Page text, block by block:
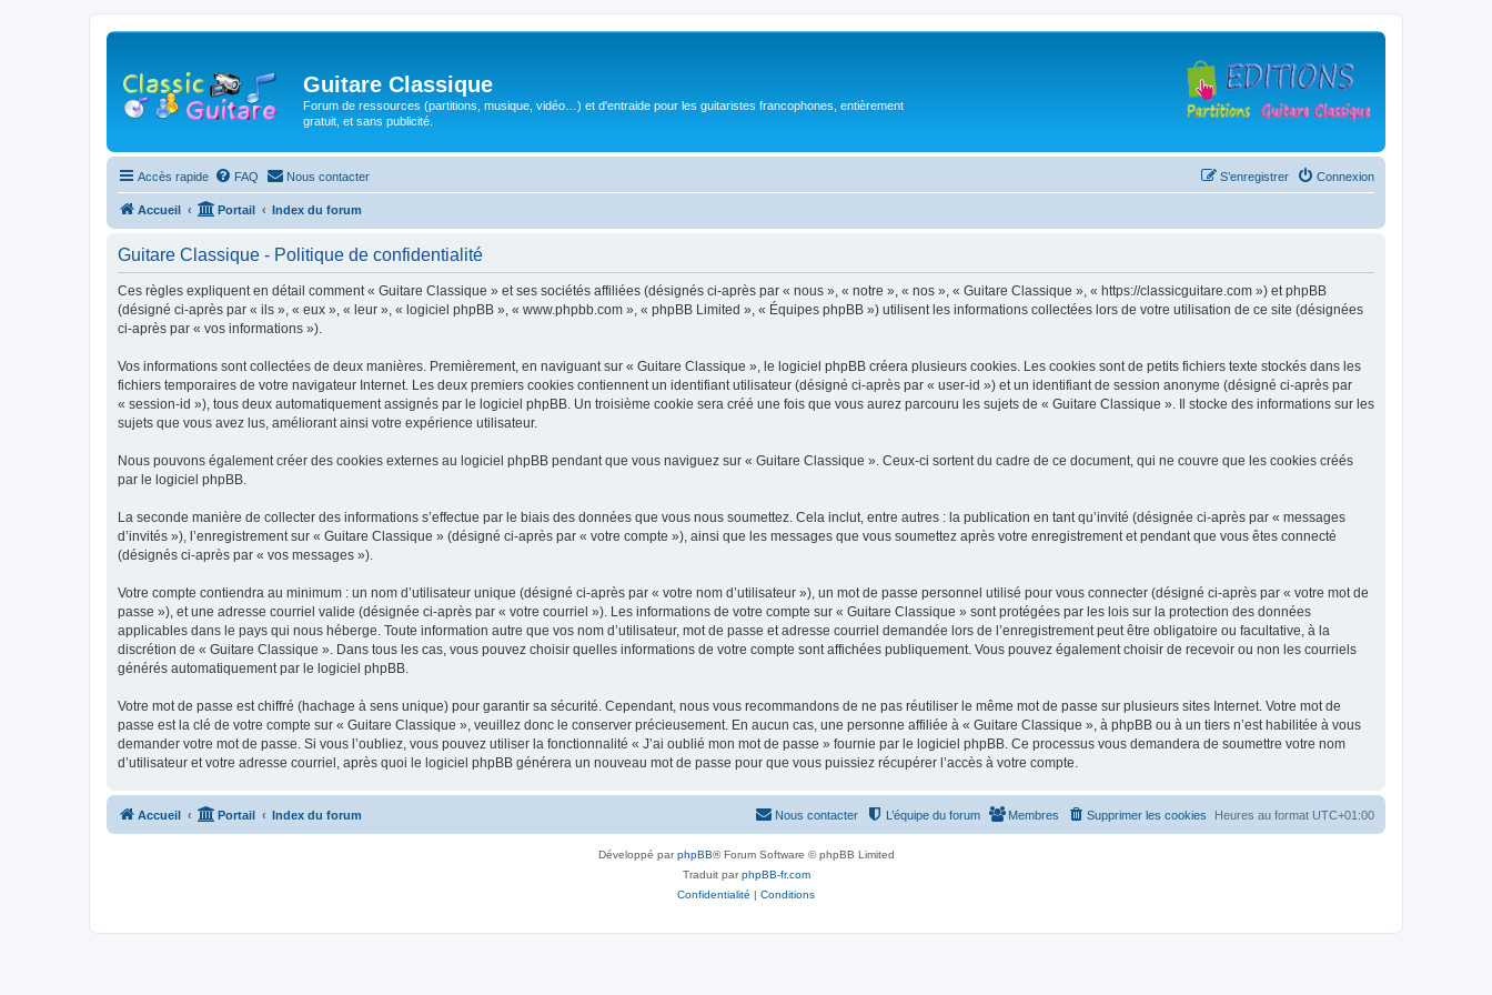
Guitare Classique
Forum de ressources (partitions, musique, vidéo…) et d'entraide pour les guitaristes francophones, entièrement
gratuit, et sans publicité.
Accès rapide FAQ Nous contacter Connexion
S’enregistrer
Accueil Portail Index du forum
Guitare Classique - Politique de confidentialité
Ces règles expliquent en détail comment « Guitare Classique » et ses sociétés affiliées (désignés ci-après par « nous », « notre », « nos », « Guitare Classique », « https://classicguitare.com ») et phpBB
(désigné ci-après par « ils », « eux », « leur », « logiciel phpBB », « www.phpbb.com », « phpBB Limited », « Équipes phpBB ») utilisent les informations collectées lors de votre utilisation de ce site (désignées
ci-après par « vos informations »).
Vos informations sont collectées de deux manières. Premièrement, en naviguant sur « Guitare Classique », le logiciel phpBB créera plusieurs cookies. Les cookies sont de petits fichiers texte stockés dans les
fichiers temporaires de votre navigateur Internet. Les deux premiers cookies contiennent un identifiant utilisateur (désigné ci-après par « user-id ») et un identifiant de session anonyme (désigné ci-après par
« session-id »), tous deux automatiquement assignés par le logiciel phpBB. Un troisième cookie sera créé une fois que vous aurez parcouru les sujets de « Guitare Classique ». Il stocke des informations sur les
sujets que vous avez lus, améliorant ainsi votre expérience utilisateur.
Nous pouvons également créer des cookies externes au logiciel phpBB pendant que vous naviguez sur « Guitare Classique ». Ceux-ci sortent du cadre de ce document, qui ne couvre que les cookies créés
par le logiciel phpBB.
La seconde manière de collecter des informations s’effectue par le biais des données que vous nous soumettez. Cela inclut, entre autres : la publication en tant qu’invité (désignée ci-après par « messages
d’invités »), l’enregistrement sur « Guitare Classique » (désigné ci-après par « votre compte »), ainsi que les messages que vous soumettez après votre enregistrement et pendant que vous êtes connecté
(désignés ci-après par « vos messages »).
Votre compte contiendra au minimum : un nom d’utilisateur unique (désigné ci-après par « votre nom d’utilisateur »), un mot de passe personnel utilisé pour vous connecter (désigné ci-après par « votre mot de
passe »), et une adresse courriel valide (désignée ci-après par « votre courriel »). Les informations de votre compte sur « Guitare Classique » sont protégées par les lois sur la protection des données
applicables dans le pays qui nous héberge. Toute information autre que vos nom d’utilisateur, mot de passe et adresse courriel demandée lors de l’enregistrement peut être obligatoire ou facultative, à la
discrétion de « Guitare Classique ». Dans tous les cas, vous pouvez choisir quelles informations de votre compte sont affichées publiquement. Vous pouvez également choisir de recevoir ou non les courriels
générés automatiquement par le logiciel phpBB.
Votre mot de passe est chiffré (hachage à sens unique) pour garantir sa sécurité. Cependant, nous vous recommandons de ne pas réutiliser le même mot de passe sur plusieurs sites Internet. Votre mot de
passe est la clé de votre compte sur « Guitare Classique », veuillez donc le conserver précieusement. En aucun cas, une personne affiliée à « Guitare Classique », à phpBB ou à un tiers n’est habilitée à vous
demander votre mot de passe. Si vous l’oubliez, vous pouvez utiliser la fonctionnalité « J’ai oublié mon mot de passe » fournie par le logiciel phpBB. Ce processus vous demandera de soumettre votre nom
d’utilisateur et votre adresse courriel, après quoi le logiciel phpBB générera un nouveau mot de passe pour que vous puissiez récupérer l’accès à votre compte.
Accueil Portail Index du forum Heures au format UTC+01:00
Supprimer les cookies
Membres
L’équipe du forum
Nous contacter
Développé parphpBB® Forum Software © phpBB Limited
Traduit parphpBB-fr.com
Confidentialité | Conditions